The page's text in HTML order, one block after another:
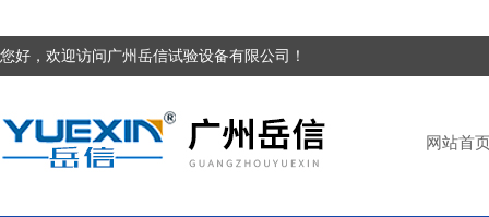
您好，欢迎访问广州岳信试验设备有限公司！
网站首